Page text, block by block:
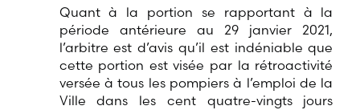
Quant à la portion se rapportant à la
période antérieure au 29 janvier 2021,
l’arbitre est d’avis qu’il est indéniable que
cette portion est visée par la rétroactivité
versée à tous les pompiers à l’emploi de la
Ville dans les cent quatre-vingts jours